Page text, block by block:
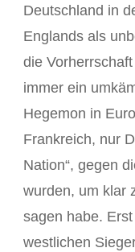
Deutschland in
Englands als
die
immer ein
Hegemon in
Frankreich, nur
Nation“, gegen
wurden, um klar
sagen habe.
westlichen